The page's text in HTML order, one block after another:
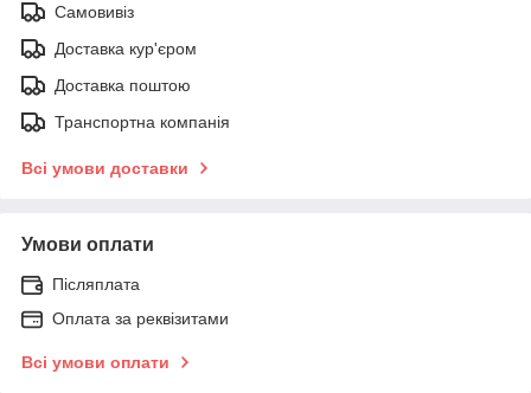
Самовивіз
Доставка кур'єром
Доставка поштою
Транспортна компанія
Всі умови доставки
Умови оплати
Післяплата
Оплата за реквізитами
Всі умови оплати